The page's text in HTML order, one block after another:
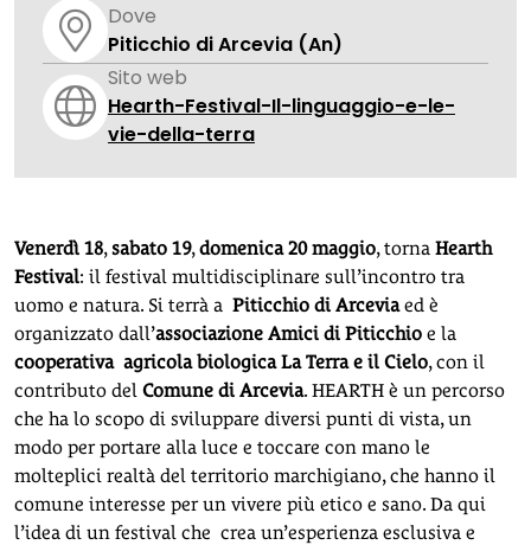
Dove
Piticchio di Arcevia (An)
Sito web
Hearth-Festival-Il-linguaggio-e-le-
vie-della-terra
Venerdì 18,sabato 19,domenica 20 maggio, torna Hearth
Festival: il festival multidisciplinare sull’incontro tra
uomo e natura. Si terrà a Piticchio di Arceviaed è
organizzato dall’associazione Amici di Piticchio e la
cooperativa agricola biologica La Terra e il Cielo, con il
contributo del Comune di Arcevia. HEARTH è un percorso
che ha lo scopo di sviluppare diversi punti di vista, un
modo per portare alla luce e toccare con mano le
molteplici realtà del territorio marchigiano, che hanno il
comune interesse per un vivere più etico e sano. Da qui
l’idea di un festival che crea un’esperienza esclusiva e